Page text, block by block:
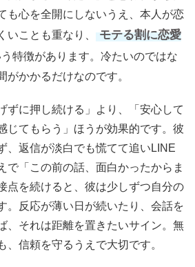
も心を全開にしないうえ、本人が恋
いことも重なり、
モテる割に恋愛
う特徴があります。冷たいのではな
がかかるだけなのです。
ずに押し続ける」より、「安心して
じてもらう」ほうが効果的です。彼
、返信が淡白でも慌てて追いLINE
で「この前の話、面白かったからま
点を続けると、彼は少しずつ自分の
。反応が薄い日が続いたり、会話を
、それは距離を置きたいサイン。無
、信頼を守るうえで大切です。